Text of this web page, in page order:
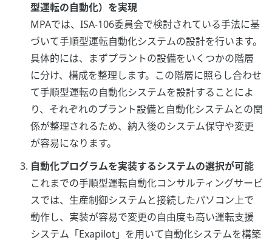
型運転の自動化）を実現
MPAでは、ISA-106委員会で検討されている手法に基
づいて手順型運転自動化システムの設計を行います。
具体的には、まずプラントの設備をいくつかの階層
に分け、構成を整理します。この階層に照らし合わせ
て手順型運転の自動化システムを設計することによ
り、それぞれのプラント設備と自動化システムとの関
係が整理されるため、納入後のシステム保守や変更
が容易になります。
自動化プログラムを実装するシステムの選択が可能
これまでの手順型運転自動化コンサルティングサービ
スでは、生産制御システムと接続したパソコン上で
動作し、実装が容易で変更の自由度も高い運転支援
システム「Exapilot」を用いて自動化システムを構築